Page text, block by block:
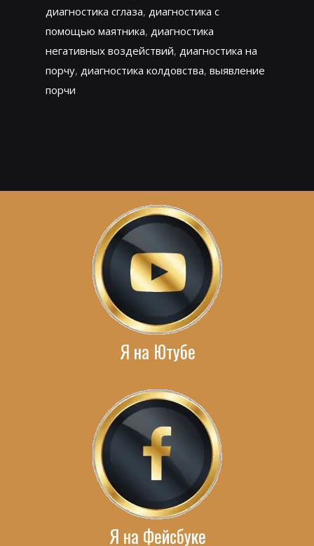
диагностика сглаза, диагностика с
помощью маятника, диагностика
негативных воздействий, диагностика на
порчу, диагностика колдовства, выявление
порчи
Я на Ютубе
Я на Фейсбуке